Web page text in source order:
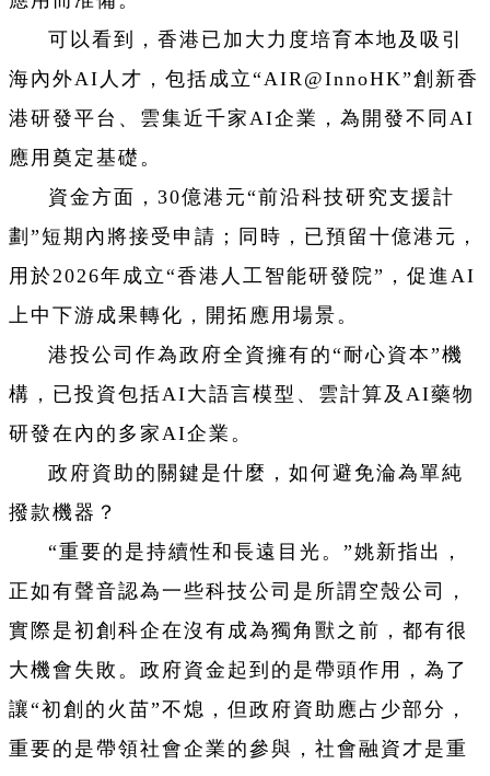
可以看到，香港已加大力度培育本地及吸引
海內外AI人才，包括成立“AIR@InnoHK”創新香
港研發平台、雲集近千家AI企業，為開發不同AI
應用奠定基礎。
資金方面，30億港元“前沿科技研究支援計
劃”短期內將接受申請；同時，已預留十億港元，
用於2026年成立“香港人工智能研發院”，促進AI
上中下游成果轉化，開拓應用場景。
港投公司作為政府全資擁有的“耐心資本”機
構，已投資包括AI大語言模型、雲計算及AI藥物
研發在內的多家AI企業。
政府資助的關鍵是什麼，如何避免淪為單純
撥款機器？
“重要的是持續性和長遠目光。”姚新指出，
正如有聲音認為一些科技公司是所謂空殼公司，
實際是初創科企在沒有成為獨角獸之前，都有很
大機會失敗。政府資金起到的是帶頭作用，為了
讓“初創的火苗”不熄，但政府資助應占少部分，
重要的是帶領社會企業的參與，社會融資才是重